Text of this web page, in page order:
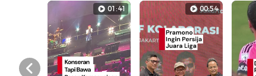
01:41 00:54